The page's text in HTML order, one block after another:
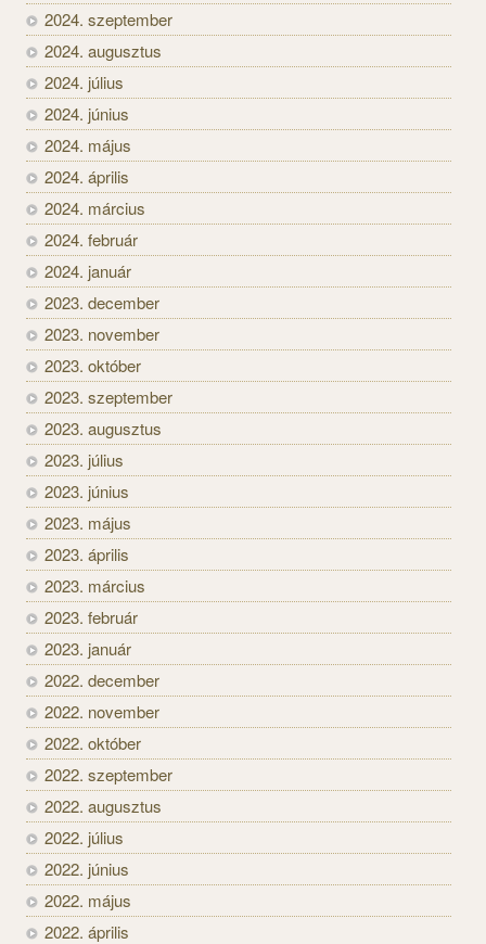
2024. szeptember
2024. augusztus
2024. július
2024. június
2024. május
2024. április
2024. március
2024. február
2024. január
2023. december
2023. november
2023. október
2023. szeptember
2023. augusztus
2023. július
2023. június
2023. május
2023. április
2023. március
2023. február
2023. január
2022. december
2022. november
2022. október
2022. szeptember
2022. augusztus
2022. július
2022. június
2022. május
2022. április